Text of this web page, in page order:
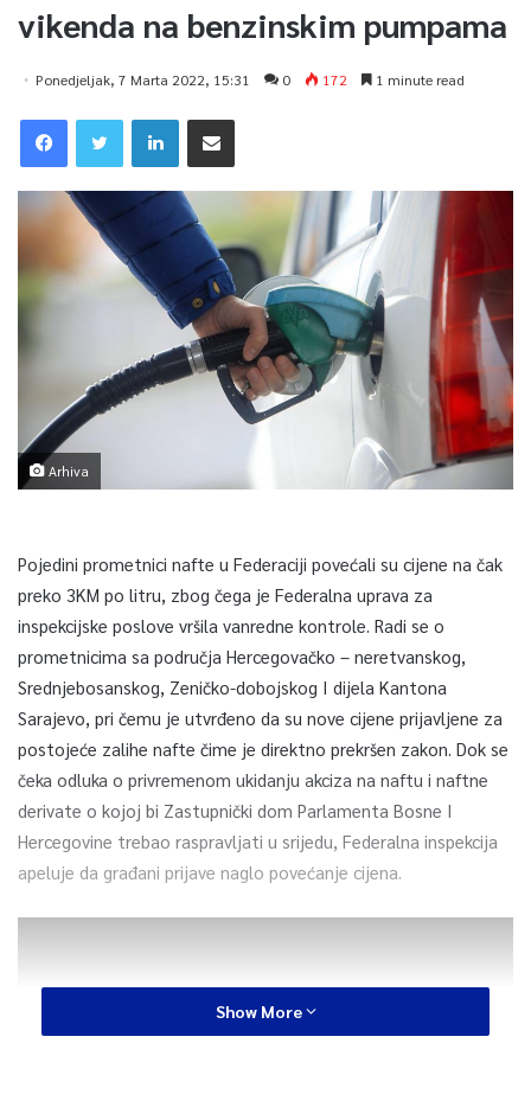
vikenda na benzinskim pumpama
Ponedjeljak, 7 Marta 2022, 15:31 0 172 1 minute read
Arhiva
Pojedini prometnici nafte u Federaciji povećali su cijene na čak
preko 3KM po litru, zbog čega je Federalna uprava za
inspekcijske poslove vršila vanredne kontrole. Radi se o
prometnicima sa područja Hercegovačko – neretvanskog,
Srednjebosanskog, Zeničko-dobojskog I dijela Kantona
Sarajevo, pri čemu je utvrđeno da su nove cijene prijavljene za
postojeće zalihe nafte čime je direktno prekršen zakon. Dok se
čeka odluka o privremenom ukidanju akciza na naftu i naftne
derivate o kojoj bi Zastupnički dom Parlamenta Bosne I
Hercegovine trebao raspravljati u srijedu, Federalna inspekcija
apeluje da građani prijave naglo povećanje cijena.
Show More